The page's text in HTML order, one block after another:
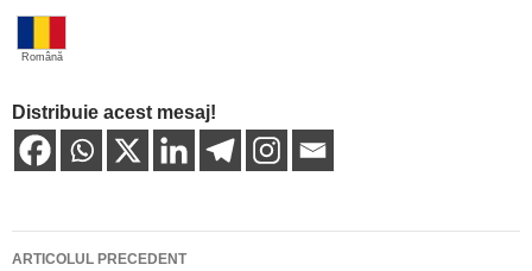
Română
Distribuie acest mesaj!
Navigare
ARTICOLUL PRECEDENT